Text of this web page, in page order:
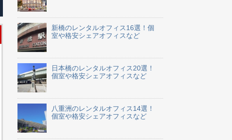
新橋のレンタルオフィス16選！個
室や格安シェアオフィスなど
日本橋のレンタルオフィス20選！
個室や格安シェアオフィスなど
八重洲のレンタルオフィス14選！
個室や格安シェアオフィスなど